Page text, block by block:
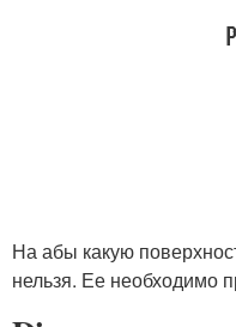
На абы какую
нельзя. Ее необходимо